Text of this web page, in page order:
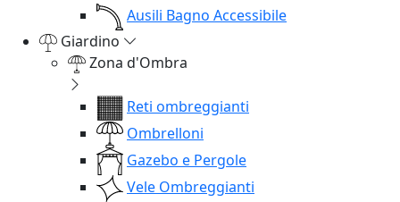
Ausili Bagno Accessibile
Giardino
Zona d'Ombra
Reti ombreggianti
Ombrelloni
Gazebo e Pergole
Vele Ombreggianti